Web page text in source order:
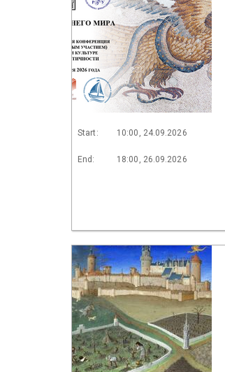
Start: 10:00, 24.09.2026
End: 18:00, 26.09.2026